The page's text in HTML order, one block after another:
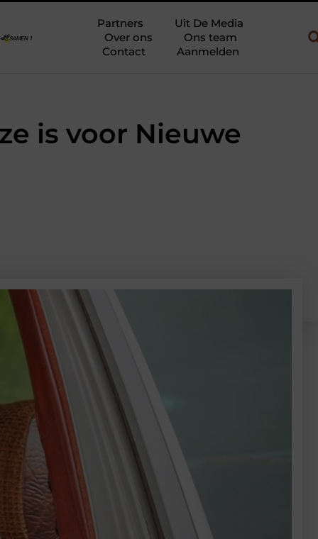
Partners
Uit De Media
Over ons
Ons team
Contact
Aanmelden
is voor Nieuwe